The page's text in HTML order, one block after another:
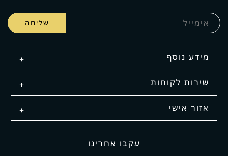
מידע נוסף
שירות לקוחות
אזור אישי
עקבו אחרינו